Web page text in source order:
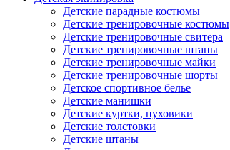
Детские парадные костюмы
Детские тренировочные костюмы
Детские тренировочные свитера
Детские тренировочные штаны
Детские тренировочные майки
Детские тренировочные шорты
Детское спортивное белье
Детские манишки
Детские куртки, пуховики
Детские толстовки
Детские штаны